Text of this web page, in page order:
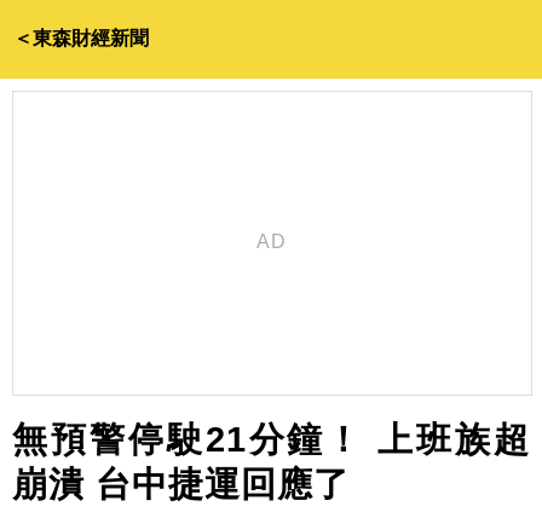
＜東森財經新聞
無預警停駛21分鐘！ 上班族超
崩潰 台中捷運回應了